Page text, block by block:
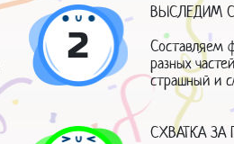
2
ВЫСЛЕДИМ
Составляем
разных
страшный и
СХВАТКА ЗА